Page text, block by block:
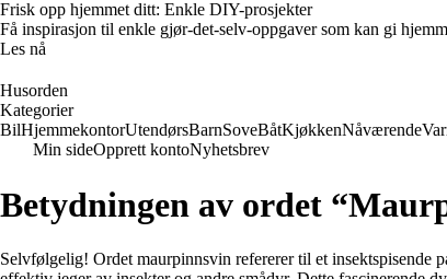
Frisk opp hjemmet ditt: Enkle DIY-prosjekter
Få inspirasjon til enkle gjør-det-selv-oppgaver som kan gi
Les nå
Husorden
Kategorier
BilHjemmekontorUtendørsBarnSoveBåtKjøkkenNåværende
Min sideOpprett kontoNyhetsbrev
Betydningen av ordet
Selvfølgelig! Ordet maurpinnsvin refererer til et insektspisende